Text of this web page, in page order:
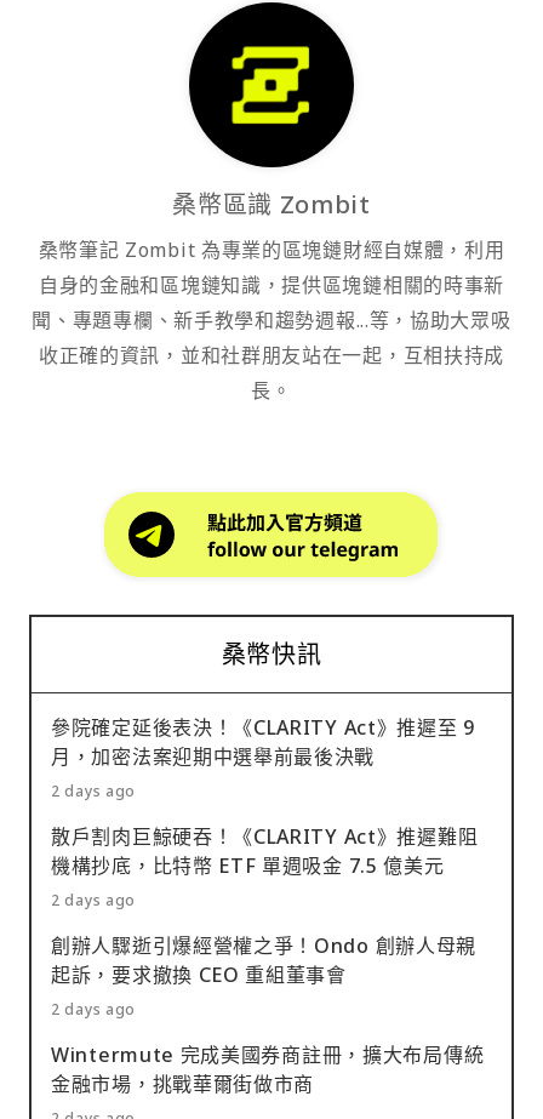
桑幣區識 Zombit
桑幣筆記 Zombit 為專業的區塊鏈財經自媒體，利用
自身的金融和區塊鏈知識，提供區塊鏈相關的時事新
聞、專題專欄、新手教學和趨勢週報...等，協助大眾吸
收正確的資訊，並和社群朋友站在一起，互相扶持成
長。
桑幣快訊
參院確定延後表決！《CLARITY Act》推遲至 9
月，加密法案迎期中選舉前最後決戰
2 days ago
散戶割肉巨鯨硬吞！《CLARITY Act》推遲難阻
機構抄底，比特幣 ETF 單週吸金 7.5 億美元
2 days ago
創辦人驟逝引爆經營權之爭！Ondo 創辦人母親
起訴，要求撤換 CEO 重組董事會
2 days ago
Wintermute 完成美國券商註冊，擴大布局傳統
金融市場，挑戰華爾街做市商